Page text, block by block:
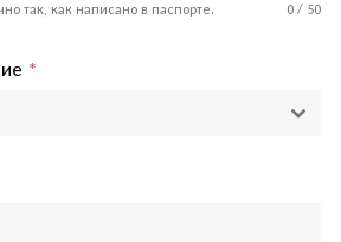
так, как написано в паспорте. 0 / 50
*